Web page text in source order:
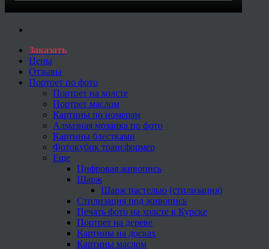
Заказать
Цены
Отзывы
Портрет по фото
Портрет на холсте
Портрет маслом
Картины по номерам
Алмазная мозаика по фото
Картины блестками
Фотокубик трансформер
Еще
Цифровая живопись
Шарж
Шарж пастелью (стилизация)
Стилизация под живопись
Печать фото на холсте в Курске
Портрет на дереве
Картины на досках
Картины маслом